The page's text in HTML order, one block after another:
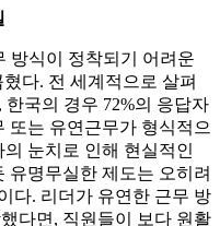
방식이 정착되기 어려운
혔다. 전 세계적으로 살펴
한국의 경우 72%의 응답자
또는 유연근무가 형식적으
눈치로 인해 현실적인
유명무실한 제도는 오히려
다. 리더가 유연한 근무 방
다면, 직원들이 보다 원활